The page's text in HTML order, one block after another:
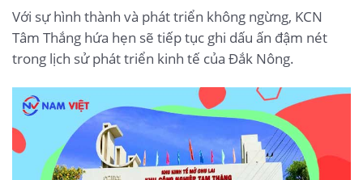
Với sự hình thành và phát triển không ngừng, KCN
Tâm Thắng hứa hẹn sẽ tiếp tục ghi dấu ấn đậm nét
trong lịch sử phát triển kinh tế của Đắk Nông.